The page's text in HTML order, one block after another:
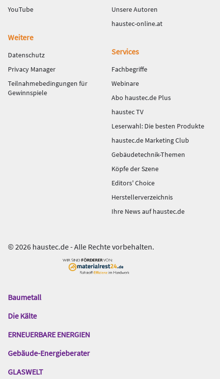
YouTube
Unsere Autoren
haustec-online.at
Weitere
Datenschutz
Privacy Manager
Teilnahmebedingungen für
Gewinnspiele
Services
Fachbegriffe
Webinare
Abo haustec.de Plus
haustec TV
Leserwahl: Die besten Produkte
haustec.de Marketing Club
Gebäudetechnik-Themen
Köpfe der Szene
Editors' Choice
Herstellerverzeichnis
Ihre News auf haustec.de
© 2026 haustec.de - Alle Rechte vorbehalten.
Das
Gentner
Baumetall
Die Kälte
ERNEUERBARE ENERGIEN
Gebäude-Energieberater
GLASWELT